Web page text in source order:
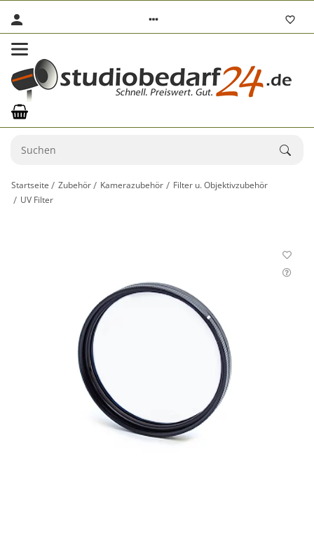
Startseite Zubehör Kamerazubehör
Filter u. Objektivzubehör
UV Filter